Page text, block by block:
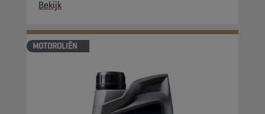
Bekijk
MOTOROLIËN